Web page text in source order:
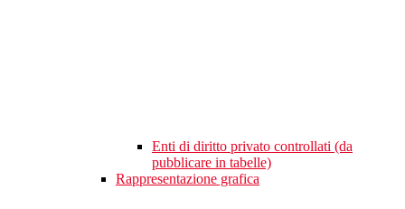
Enti di diritto privato controllati (da
pubblicare in tabelle)
Rappresentazione grafica